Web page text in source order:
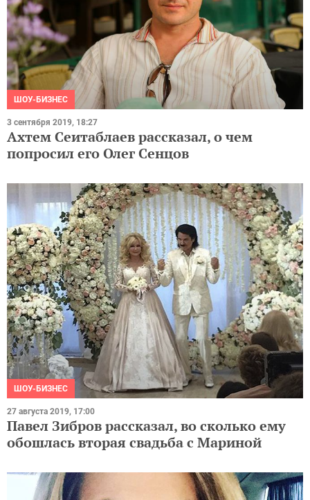
ШОУ-БИЗНЕС
3 сентября 2019, 18:27
Ахтем Сеитаблаев рассказал, о чем
попросил его Олег Сенцов
ШОУ-БИЗНЕС
27 августа 2019, 17:00
Павел Зибров рассказал, во сколько ему
обошлась вторая свадьба с Мариной